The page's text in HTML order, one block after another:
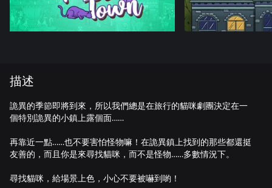
描述
詭異的季節即將到來，所以我們總是在旅行的貓咪劇團決定在一
個特別詭異的小鎮上露個面……
再靠近一點……也不要害怕怪物嘛！在詭異鎮上找到的那些都還挺
友善的，而且你是來尋找貓咪，而不是怪物……多數情況下。
尋找貓咪，給場景上色，小心不要被嚇到喲！